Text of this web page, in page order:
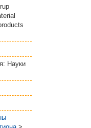
Науки
>